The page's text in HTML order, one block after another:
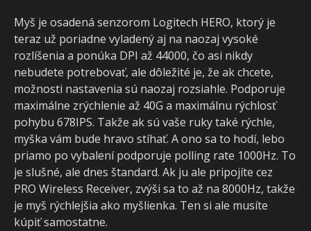
Myš je osadená senzorom Logitech HERO, ktorý je
teraz už poriadne vyladený aj na naozaj vysoké
rozlíšenia a ponúka DPI až 44000, čo asi nikdy
nebudete potrebovať, ale dôležité je, že ak chcete,
možnosti nastavenia sú naozaj rozsiahle. Podporuje
maximálne zrýchlenie až 40G a maximálnu rýchlosť
pohybu 678IPS. Takže ak sú vaše ruky také rýchle,
myška vám bude hravo stíhať. A ono sa to hodí, lebo
priamo po vybalení podporuje polling rate 1000Hz. To
je slušné, ale dnes štandard. Ak ju ale pripojíte cez
PRO Wireless Receiver, zvýši sa to až na 8000Hz, takže
je myš rýchlejšia ako myšlienka. Ten si ale musíte
kúpiť samostatne.